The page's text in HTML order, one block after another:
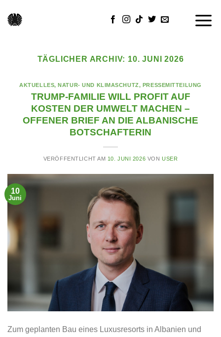
TÄGLICHER ARCHIV: 10. JUNI 2026
AKTUELLES,NATUR- UND KLIMASCHUTZ, PRESSEMITTEILUNG
TRUMP-FAMILIE WILL PROFIT AUF
KOSTEN DER UMWELT MACHEN –
OFFENER BRIEF AN DIE ALBANISCHE
BOTSCHAFTERIN
VERÖFFENTLICHT AM 10. JUNI 2026 VON USER
10
Juni
Zum geplanten Bau eines Luxusresorts in Albanien und